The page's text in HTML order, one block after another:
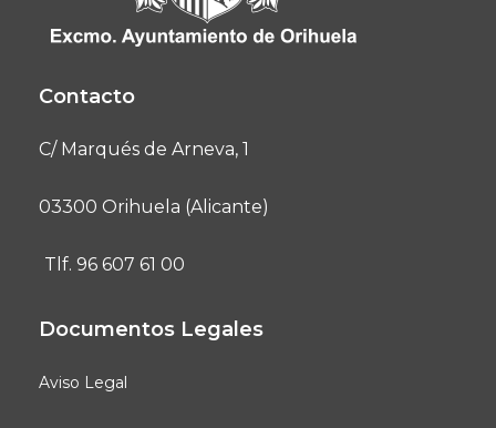
Contacto
C/ Marqués de Arneva, 1
03300 Orihuela (Alicante)
Tlf. 96 607 61 00
Documentos Legales
Aviso Legal